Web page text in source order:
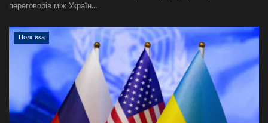
переговорів між Україн...
Політика